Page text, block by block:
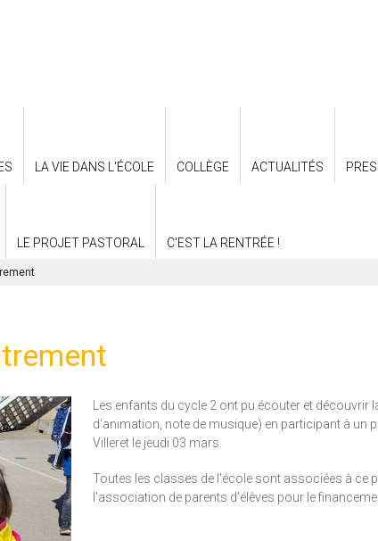
LA VIE DANS L'ÉCOLE COLLÈGE ACTUALITÉS
LE PROJET PASTORAL C'EST LA RENTRÉE !
Les enfants du cycle 2 ont pu écouter et
d'animation, note de musique) en participant à un
Villeret le jeudi 03 mars.
Toutes les classes de l'école sont associées à ce
l'association de parents d'élèves pour le